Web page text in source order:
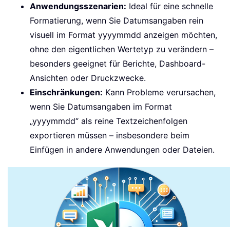
Anwendungsszenarien: Ideal für eine schnelle
Formatierung, wenn Sie Datumsangaben rein
visuell im Format yyyymmdd anzeigen möchten,
ohne den eigentlichen Wertetyp zu verändern –
besonders geeignet für Berichte, Dashboard-
Ansichten oder Druckzwecke.
Einschränkungen: Kann Probleme verursachen,
wenn Sie Datumsangaben im Format
„yyyymmdd“ als reine Textzeichenfolgen
exportieren müssen – insbesondere beim
Einfügen in andere Anwendungen oder Dateien.